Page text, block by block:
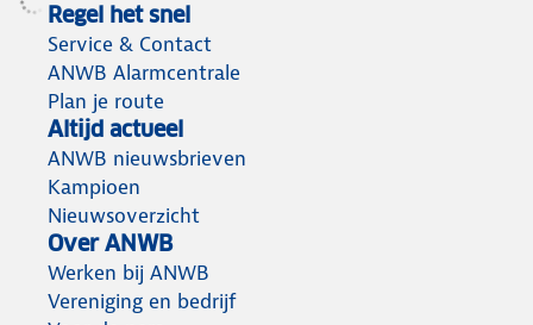
Regel het snel
Service & Contact
ANWB Alarmcentrale
Plan je route
Altijd actueel
ANWB nieuwsbrieven
Kampioen
Nieuwsoverzicht
Over ANWB
Werken bij ANWB
Vereniging en bedrijf